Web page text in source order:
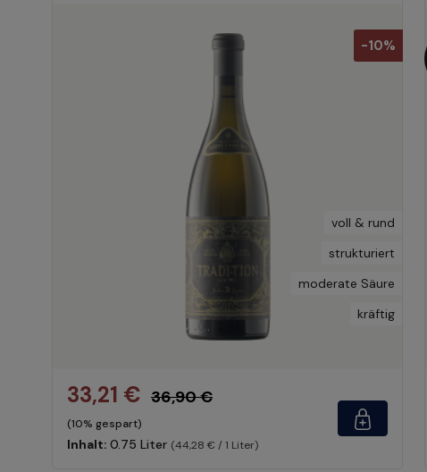
-10%
voll & rund
strukturiert
moderate Säure
kräftig
33,21 € 36,90 €
(10% gespart)
Inhalt: 0.75 Liter (44,28 € / 1 Liter)